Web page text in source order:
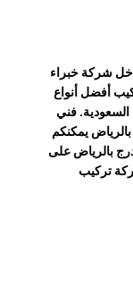
شركة خبراء
أفضل أنواع
السعودية. فني
يمكنكم
بالرياض على
تركيب